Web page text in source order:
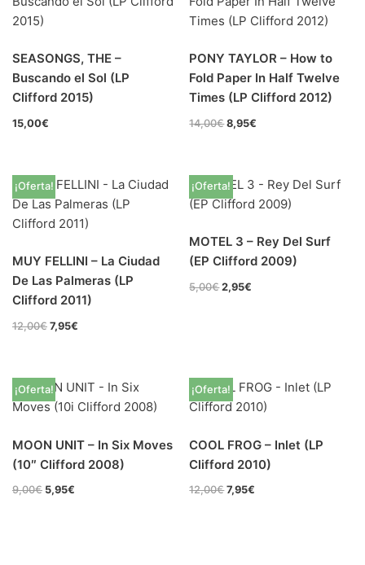
Década
20s (0)
30s(0)
60s
70s (0)
80s (0)
90s(0)
00s (14)
Formato
12" (8)
10" (1)
CD(0)
SEASONGS, THE –
Buscando el Sol (LP
Clifford 2015)
15,00€
PONY TAYLOR – How to
Fold Paper In Half Twelve
Times (LP Clifford 2012)
14,00€ 8,95€
¡Oferta!
MUY FELLINI – La Ciudad
De Las Palmeras (LP
Clifford 2011)
12,00€ 7,95€
¡Oferta!
MOTEL 3 – Rey Del Surf
(EP Clifford 2009)
5,00€ 2,95€
¡Oferta!
MOON UNIT – In Six Moves
(10″ Clifford 2008)
9,00€ 5,95€
¡Oferta!
COOL FROG – Inlet (LP
Clifford 2010)
12,00€ 7,95€